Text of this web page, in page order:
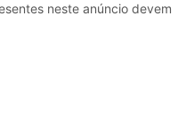
neste anúncio devem